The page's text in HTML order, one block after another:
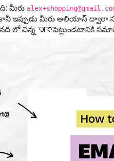
మీరు
కానీ ఇప్పుడు మీరు అలియాస్ ద్వారా
లో చిన్న ডাকపెట్లుండటానికి